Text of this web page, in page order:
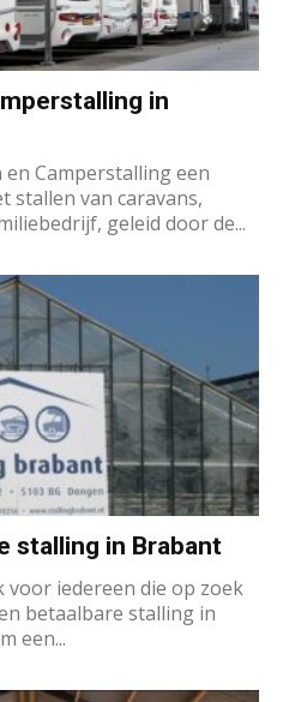
in
en Camperstalling een
stallen van caravans,
geleid door de...
stalling in Brabant
voor iedereen die op zoek
betaalbare stalling in
een...